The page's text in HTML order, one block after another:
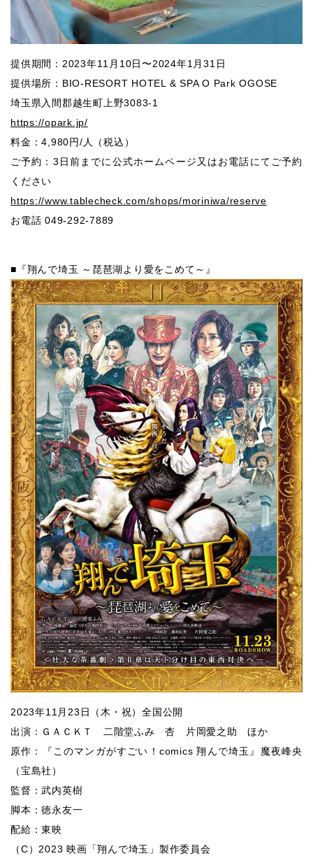
提供期間：2023年11月10日〜2024年1月31日
提供場所：BIO-RESORT HOTEL & SPA O Park OGOSE
埼玉県入間郡越生町上野3083-1
https://opark.jp/
料金：4,980円/人（税込）
ご予約：3日前までに公式ホームページ又はお電話にてご予約
ください
https://www.tablecheck.com/shops/moriniwa/reserve
お電話 049-292-7889
■『翔んで埼玉 ～琵琶湖より愛をこめて～』
2023年11月23日（木・祝）全国公開
出演：ＧＡＣＫＴ 二階堂ふみ 杏 片岡愛之助 ほか
原作：『このマンガがすごい！comics 翔んで埼玉』魔夜峰央
（宝島社）
監督：武内英樹
脚本：徳永友一
配給：東映
（C）2023 映画「翔んで埼玉」製作委員会